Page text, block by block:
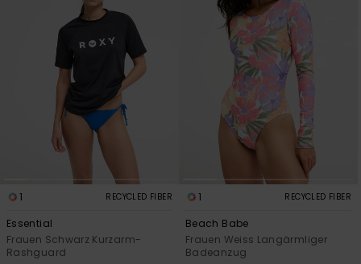
1 RECYCLED FIBER
Essential
Frauen Schwarz Kurzarm-
Rashguard
1 RECYCLED FIBER
Beach Babe
Frauen Weiss Langärmliger
Badeanzug